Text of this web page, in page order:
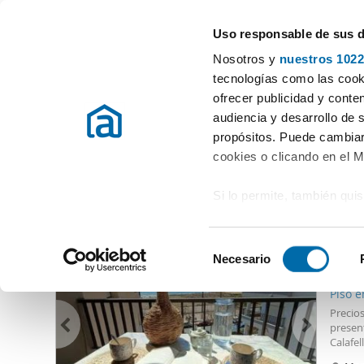
Uso responsable de sus
Nosotros y nuestros
tecnologías como las
ofrecer publicidad y
audiencia y desarrollo de
propósitos. Puede
cookies o clicando en el
Si lo permite, también
Identificar su
Obtenga más
preferencias en la
en la Declaración de
e
e
c
c
Necesario
Alquiler pisos Tarragona Alquiler Pisos Els Guiamets
(0 viviendas)
Piso